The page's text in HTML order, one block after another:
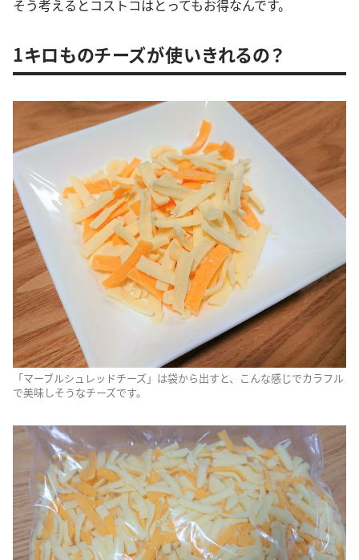
そう考えるとコストコはとってもお得なんです。
1キロものチーズが使いきれるの？
「マーブルシュレッドチーズ」は袋から出すと、こんな感じでカラフル
で美味しそうなチーズです。